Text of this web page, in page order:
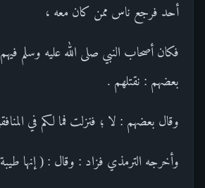
أحد فرجع ناس ممن كان معه ،
فكان أصحاب النبي صلى الله عليه وسلم
بعضهم : نقتلهم .
وقال بعضهم : لا ؛ فنزلت فما لكم في
وأخرجه الترمذي فزاد : وقال : ( إنها